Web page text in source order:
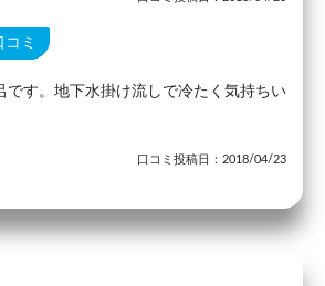
ミ
です。地下水掛け流しで冷たく気持ちい
口コミ投稿日：2018/04/23